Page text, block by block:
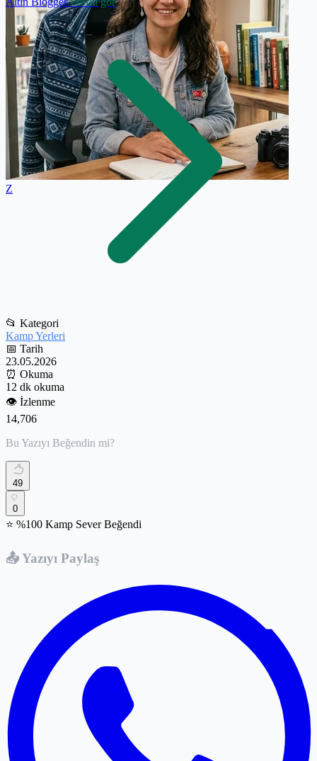
Z
📂 Kategori
Kamp Yerleri
📅 Tarih
23.05.2026
⏰ Okuma
12 dk okuma
👁️ İzlenme
14,706
Bu Yazıyı Beğendin mi?
49
0
⭐ %100 Kamp Sever Beğendi
📤 Yazıyı Paylaş